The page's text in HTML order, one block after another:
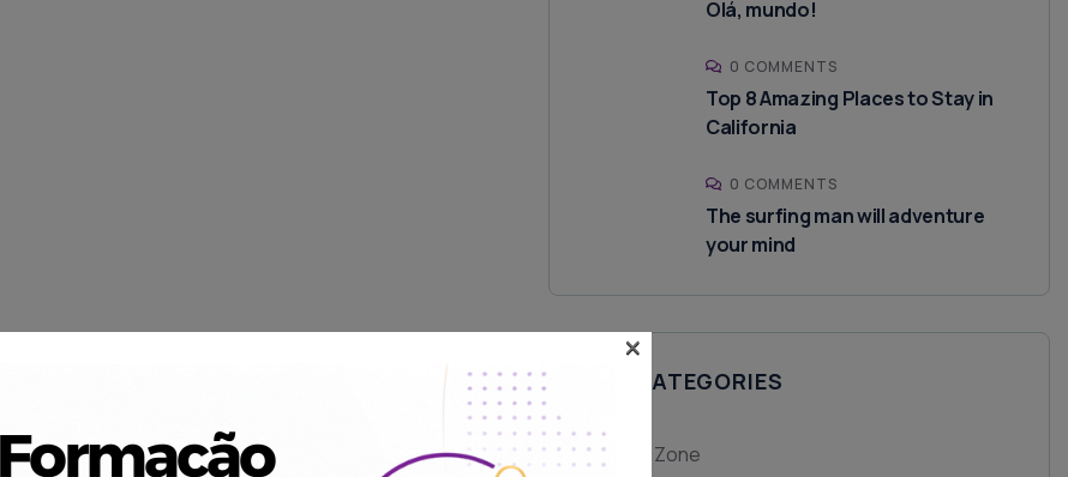
Olá, mundo!
0 COMMENTS
Top 8 Amazing Places to Stay in
California
0 COMMENTS
The surfing man will adventure
your mind
ALL CATEGORIES
Fitness Zone
×